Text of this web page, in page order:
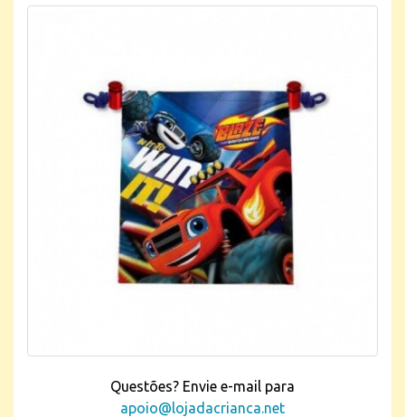
Questões? Envie e-mail para
apoio@lojadacrianca.net